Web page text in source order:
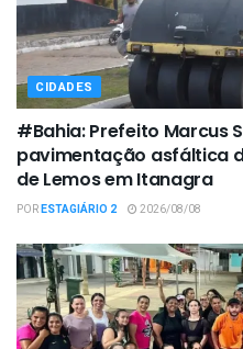
CIDADES
#Bahia: Prefeito Marcus
pavimentação asfáltica
de Lemos em Itanagra
PORESTAGIÁRIO 2 2026/08/08